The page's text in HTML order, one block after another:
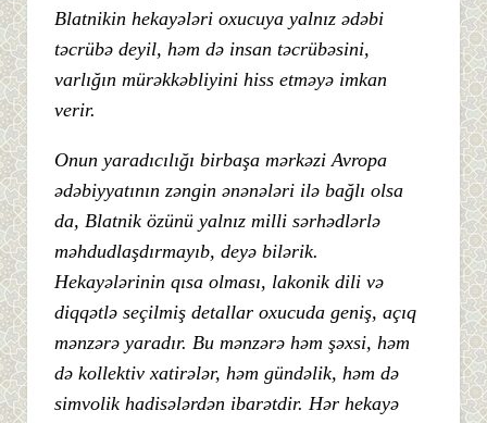
Blatnikin hekayələri oxucuya yalnız ədəbi
təcrübə deyil, həm də insan təcrübəsini,
varlığın mürəkkəbliyini hiss etməyə imkan
verir.
Onun yaradıcılığı birbaşa mərkəzi Avropa
ədəbiyyatının zəngin ənənələri ilə bağlı olsa
da, Blatnik özünü yalnız milli sərhədlərlə
məhdudlaşdırmayıb, deyə bilərik.
Hekayələrinin qısa olması, lakonik dili və
diqqətlə seçilmiş detallar oxucuda geniş, açıq
mənzərə yaradır. Bu mənzərə həm şəxsi, həm
də kollektiv xatirələr, həm gündəlik, həm də
simvolik hadisələrdən ibarətdir. Hər hekayə